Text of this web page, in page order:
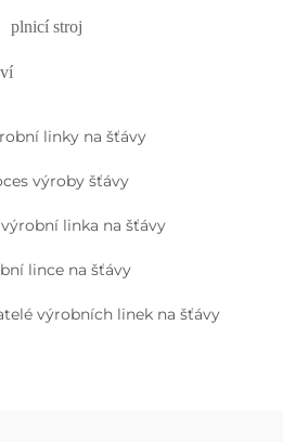
plnicí stroj
linky na šťávy
výroby šťávy
linka na šťávy
lince na šťávy
výrobních linek na šťávy